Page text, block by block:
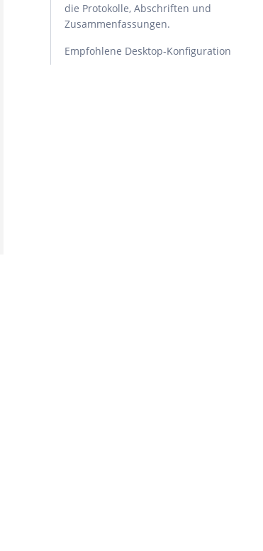
die Protokolle, Abschriften und
Zusammenfassungen.
Empfohlene Desktop-Konfiguration